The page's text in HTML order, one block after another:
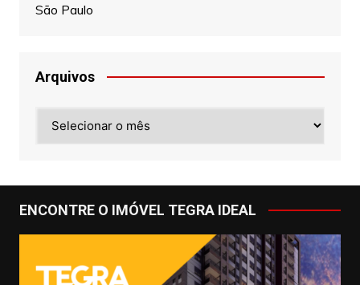
São Paulo
Arquivos
ENCONTRE O IMÓVEL TEGRA IDEAL